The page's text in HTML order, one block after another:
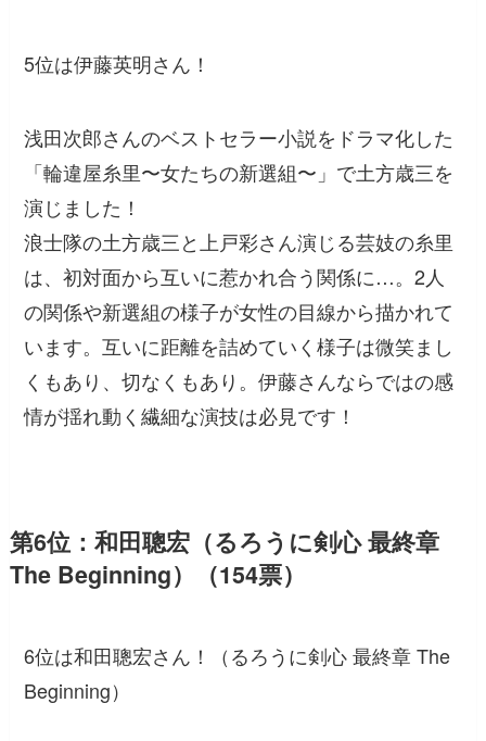
5位は伊藤英明さん！
浅田次郎さんのベストセラー小説をドラマ化した
「輪違屋糸里〜女たちの新選組〜」で土方歳三を
演じました！
浪士隊の土方歳三と上戸彩さん演じる芸妓の糸里
は、初対面から互いに惹かれ合う関係に…。2人
の関係や新選組の様子が女性の目線から描かれて
います。互いに距離を詰めていく様子は微笑まし
くもあり、切なくもあり。伊藤さんならではの感
情が揺れ動く繊細な演技は必見です！
第6位：和田聰宏（るろうに剣心 最終章
The Beginning）（154票）
6位は和田聰宏さん！（るろうに剣心 最終章 The
Beginning）